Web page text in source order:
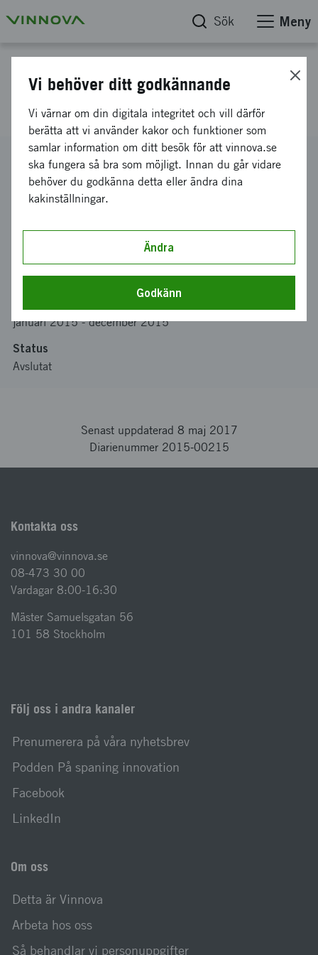
Sök Meny
Chalmers Innovation
Diarienummer
2015-00215
Koordinator
Innovation - Stena Center
Bidrag från Vinnova
3 900 000 kronor
januari 2015-december 2015
Status
Avslutat
Senast uppdaterad 8 maj 2017
Diarienummer 2015-00215
Kontakta oss
vinnova@vinnova.se
08-473 30 00
Vardagar 8:00-16:30
Mäster Samuelsgatan 56
101 58 Stockholm
Följ oss i andra kanaler
Prenumerera på våra nyhetsbrev
Podden På spaning innovation
Facebook
LinkedIn
Om oss
Detta är Vinnova
Arbeta hos oss
Så behandlar vi personuppgifter
Vi behöver ditt godkännande
Vi värnar om din digitala integritet och vill därför
berätta att vi använder kakor och funktioner som
samlar information om ditt besök för att vinnova.se
ska fungera så bra som möjligt. Innan du går vidare
behöver du godkänna detta eller ändra dina
kakinställningar.
Ändra
Godkänn